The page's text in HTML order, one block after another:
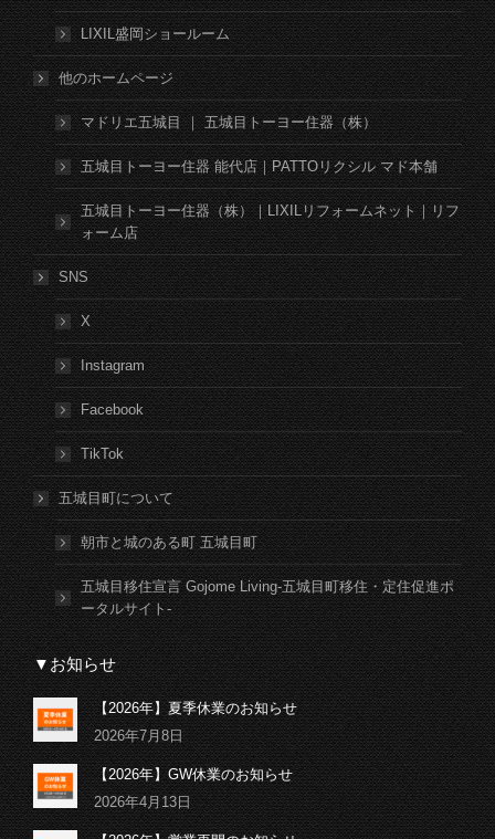
LIXIL盛岡ショールーム
他のホームページ
マドリエ五城目 ｜ 五城目トーヨー住器（株）
五城目トーヨー住器 能代店｜PATTOリクシル マド本舗
五城目トーヨー住器（株）｜LIXILリフォームネット｜リフ
ォーム店
SNS
X
Instagram
Facebook
TikTok
五城目町について
朝市と城のある町 五城目町
五城目移住宣言 Gojome Living-五城目町移住・定住促進ポ
ータルサイト-
▼お知らせ
【2026年】夏季休業のお知らせ
2026年7月8日
【2026年】GW休業のお知らせ
2026年4月13日